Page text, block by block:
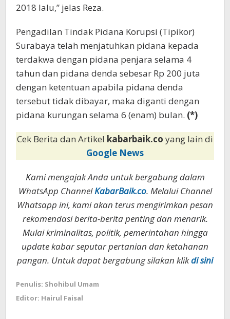
2018 lalu,” jelas Reza.
Pengadilan Tindak Pidana Korupsi (Tipikor)
Surabaya telah menjatuhkan pidana kepada
terdakwa dengan pidana penjara selama 4
tahun dan pidana denda sebesar Rp 200 juta
dengan ketentuan apabila pidana denda
tersebut tidak dibayar, maka diganti dengan
pidana kurungan selama 6 (enam) bulan. (*)
Cek Berita dan Artikel kabarbaik.co yang lain di
Google News
Kami mengajak Anda untuk bergabung dalam
WhatsApp ChannelKabarBaik.co. Melalui Channel
Whatsapp ini, kami akan terus mengirimkan pesan
rekomendasi berita-berita penting dan menarik.
Mulai kriminalitas, politik, pemerintahan hingga
update kabar seputar pertanian dan ketahanan
pangan. Untuk dapat bergabung silakan klikdi sini
Penulis: Shohibul Umam
Editor: Hairul Faisal